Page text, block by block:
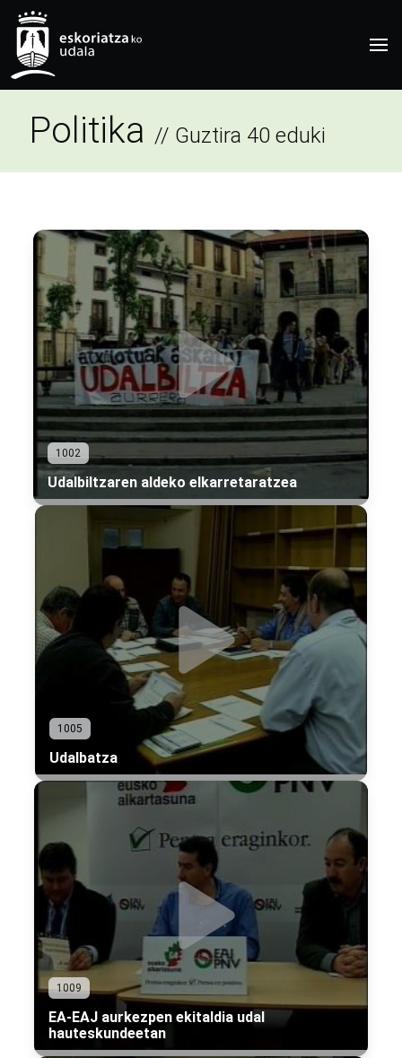
Politika // Guztira 40 eduki
1002
Udalbiltzaren aldeko elkarretaratzea
1005
Udalbatza
1009
EA-EAJ aurkezpen ekitaldia udal
hauteskundeetan